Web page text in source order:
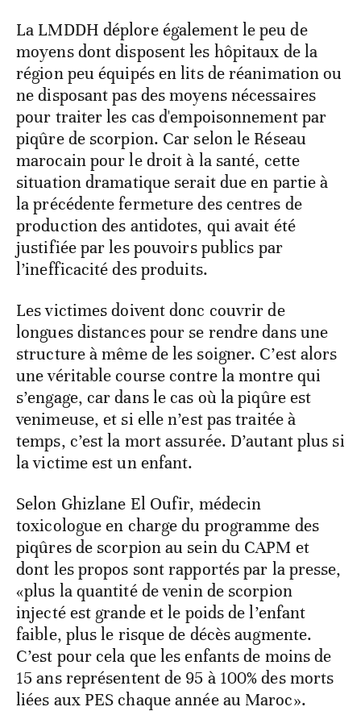
La LMDDH déplore également le peu de
moyens dont disposent les hôpitaux de la
région peu équipés en lits de réanimation ou
ne disposant pas des moyens nécessaires
pour traiter les cas d'empoisonnement par
piqûre de scorpion. Car selon le Réseau
marocain pour le droit à la santé, cette
situation dramatique serait due en partie à
la précédente fermeture des centres de
production des antidotes, qui avait été
justifiée par les pouvoirs publics par
l’inefficacité des produits.
Les victimes doivent donc couvrir de
longues distances pour se rendre dans une
structure à même de les soigner. C’est alors
une véritable course contre la montre qui
s’engage, car dans le cas où la piqûre est
venimeuse, et si elle n’est pas traitée à
temps, c’est la mort assurée. D’autant plus si
la victime est un enfant.
Selon Ghizlane El Oufir, médecin
toxicologue en charge du programme des
piqûres de scorpion au sein du CAPM et
dont les propos sont rapportés par la presse,
«plus la quantité de venin de scorpion
injecté est grande et le poids de l’enfant
faible, plus le risque de décès augmente.
C’est pour cela que les enfants de moins de
15 ans représentent de 95 à 100% des morts
liées aux PES chaque année au Maroc».